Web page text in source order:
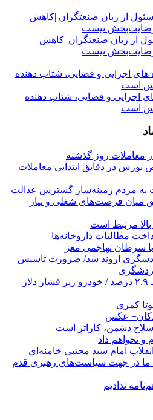
از زبان صنعتگران |کاهش
رضایت‌بخش نیست
اجرایی و قضایی، شتاب‌ دهنده
است
روز گذشته
بورس در دقایق ابتدایی معاملات
به مردم زمینه‌ساز گسترش عدالت
میان فرصت‌های شغلی و نیاز
مرتبط است
مطالبات داروخانه‌ها
سرطان تهاجمی مغز
اروند شد/ ضرورت تاسیس
دلار ۴ درصد ریخت، ۲۰۷ فقط ۲.۹ درصد / خودرو زیر فشار دلار
عکس
سلاح دشمن، کاراتر است
و نخواهم داد
امام سید مجتبی خامنه‌ای
ما در جهت سیاست‌های رهبری قدم
ندادیم